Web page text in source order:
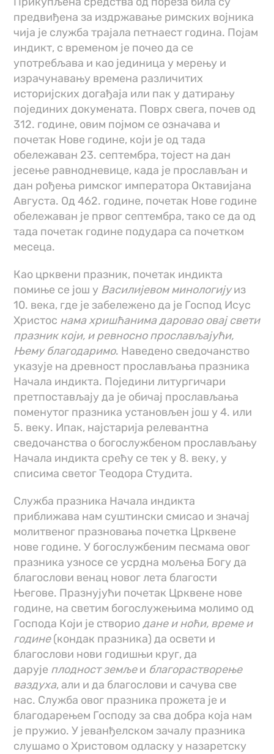
предвиђена за издржавање римских војника
чија је служба трајала петнаест година. Појам
индикт, с временом је почео да се
употребљава и као јединица у мерењу и
израчунавању времена различитих
историјских догађаја или пак у датирању
појединих докумената. Поврх свега, почев од
312. године, овим појмом се означава и
почетак Нове године, који је од тада
обележаван 23. септембра, тојест на дан
јесење равнодневице, када је прослављан и
дан рођења римског императора Октавијана
Августа. Од 462. године, почетак Нове године
обележаван је првог септембра, тако се да од
тада почетак године подудара са почетком
месеца.
Као црквени празник, почетак индикта
помиње се још у Василијевом минологијуиз
10. века, где је забележено да је Господ Исус
Христос нама хришћанима даровао овај свети
празник који, и ревносно прослављајући,
Њему благодаримо. Наведено сведочанство
указује на древност прослављања празника
Начала индикта. Поједини литургичари
претпостављају да је обичај прослављања
поменутог празника установљен још у 4. или
5. веку. Ипак, најстарија релевантна
сведочанства о богослужбеном прослављању
Начала индикта срећу се тек у 8. веку, у
списима светог Теодора Студита.
Служба празника Начала индикта
приближава нам суштински смисао и значај
молитвеног празновања почетка Црквене
нове године. У богослужбеним песмама овог
празника узносе се усрдна мољења Богу да
благослови венац новог лета благости
Његове. Празнујући почетак Црквене нове
године, на светим богослужењима молимо од
Господа Који је створиодане и ноћи, време и
године(кондак празника) да освети и
благослови нови годишњи круг, да
дарује плодност земљеи благорастворење
ваздуха, али и да благослови и сачува све
нас. Служба овог празника прожета је и
благодарењем Господу за сва добра која нам
је пружио. У јеванђелском зачалу празника
слушамо о Христовом одласку у назаретску